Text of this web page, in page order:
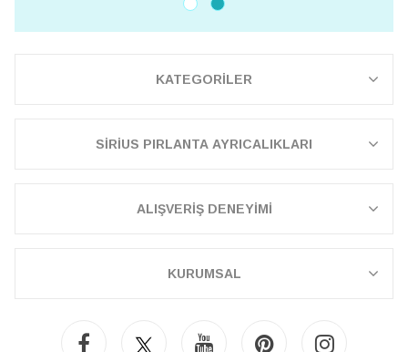
KATEGORİLER
SİRİUS PIRLANTA AYRICALIKLARI
ALIŞVERİŞ DENEYİMİ
KURUMSAL